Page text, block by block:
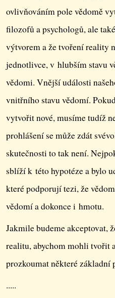
ovlivňováním pole vědomě
filozofů a psychologů, ale
výtvorem a že tvoření reality
jednotlivce, v hlubším stavu
vědomi. Vnější události
vnitřního stavu vědomí.
vytvořit nové, musíme tudíž
prohlášení se může zdát
skutečnosti to tak není.
sblíží k této hypotéze a bylo
které podporují tezi, že
vědomí a dokonce i hmotu.
Jakmile budeme akceptovat,
realitu, abychom mohli tvořit
prozkoumat některé základní
.....